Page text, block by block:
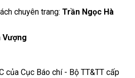
chuyên trang: Trần Ngọc Hà
Vượng
của Cục Báo chí - Bộ TT&TT cấp